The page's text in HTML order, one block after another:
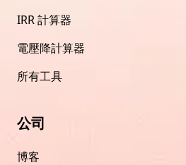
IRR 計算器
電壓降計算器
所有工具
公司
博客